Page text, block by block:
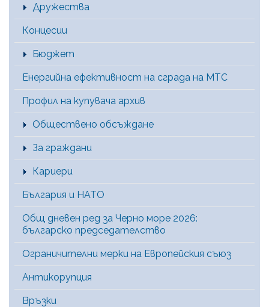
Дружества
Концесии
Бюджет
Енергийна ефективност на сграда на МТС
Профил на купувача архив
Обществено обсъждане
За граждани
Кариери
България и НАТО
Общ дневен ред за Черно море 2026:
българско председателство
Ограничителни мерки на Европейския съюз
Антикорупция
Връзки